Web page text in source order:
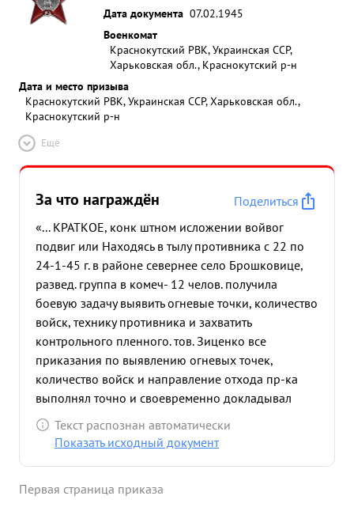
Дата документа 07.02.1945
Военкомат
Краснокутский РВК, Украинская ССР,
Харьковская обл., Краснокутский р-н
Дата и место призыва
Краснокутский РВК, Украинская ССР, Харьковская обл.,
Краснокутский р-н
Ещё
За что награждён
Поделиться
«... КРАТКОЕ, конк штном исложении войвог
подвиг или Находясь в тылу противника с 22 по
24-1-45 г. в районе севернее село Брошковице,
развед. группа в комеч- 12 челов. получила
боевую задачу выявить огневые точки, количество
войск, технику противника и захватить
контрольного пленного. тов. Зиценко все
приказания по выявлению огневых точек,
количество войск и направление отхода пр-ка
выполнял точно и своевременно докладывал
командованию. После выполнения боевой задачи
тов- Зименко заметил группу немецких солдат в
навел на немцев панину, убил 4-го немцев 2х взял
Текст распознан автоматически
Показать исходный документ
Первая страница приказа